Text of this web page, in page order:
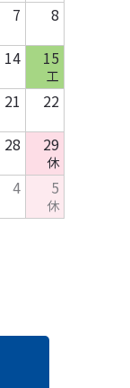
7
8
14 15
工
21
22
28 29
休
4 5
休